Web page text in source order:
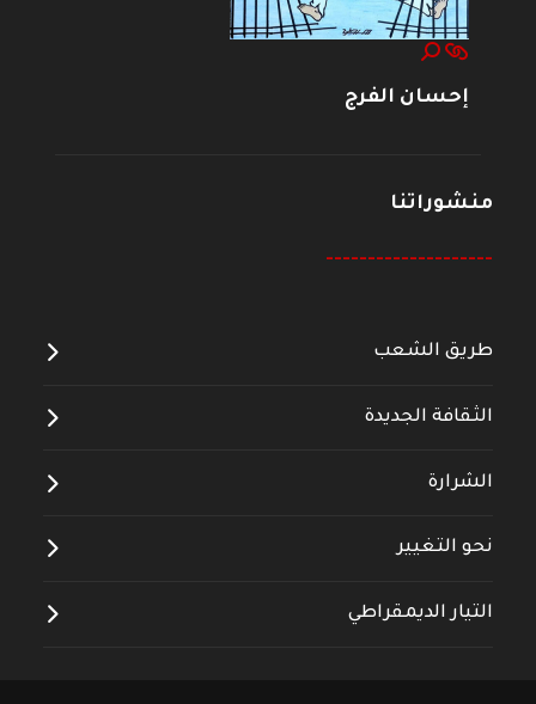
إحسان الفرج
منشوراتنا
--------------------
طريق الشعب
الثقافة الجديدة
الشرارة
نحو التغيير
التيار الديمقراطي